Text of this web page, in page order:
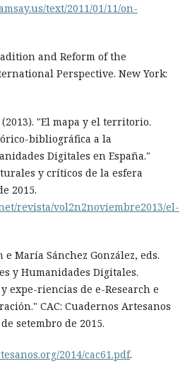
text/2011/01/11/on-
and Reform of the
Perspective. New York:
(2013). "El mapa y el territorio.
bibliográfica a la
Digitales en España."
y críticos de la esfera
2015.
revista/vol2n2noviembre2013/el-
e María Sánchez González, eds.
y Humanidades Digitales.
expe-riencias de e-Research e
CAC: Cuadernos Artesanos
setembro de 2015.
2014/cac61.pdf.